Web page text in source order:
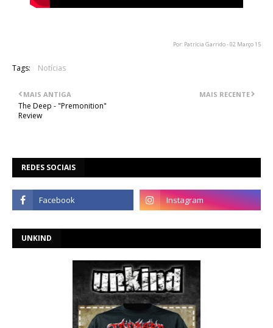
Por: Patrícia Garrido - 02 Março 15
Tags: Notícias
MAIS RECENTE
MAIS ANTIGA
The Deep - "Premonition"
Review
REDES SOCIAIS
UNKIND